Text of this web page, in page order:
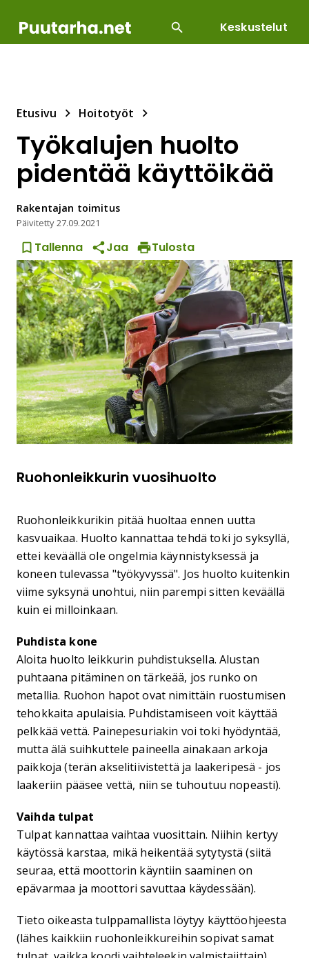
Keskustelut
Etusivu Hoitotyöt
Työkalujen huolto
pidentää käyttöikää
Rakentajan toimitus
Päivitetty27.09.2021
Tallenna Jaa Tulosta
Ruohonleikkurin vuosihuolto
Ruohonleikkurikin pitää huoltaa ennen uutta
kasvuaikaa. Huolto kannattaa tehdä toki jo syksyllä,
ettei keväällä ole ongelmia käynnistyksessä ja
koneen tulevassa "työkyvyssä". Jos huolto kuitenkin
viime syksynä unohtui, niin parempi sitten keväällä
kuin ei milloinkaan.
Puhdista kone
Aloita huolto leikkurin puhdistuksella. Alustan
puhtaana pitäminen on tärkeää, jos runko on
metallia. Ruohon hapot ovat nimittäin ruostumisen
tehokkaita apulaisia. Puhdistamiseen voit käyttää
pelkkää vettä. Painepesuriakin voi toki hyödyntää,
mutta älä suihkuttele paineella ainakaan arkoja
paikkoja (terän akselitiivistettä ja laakeripesä - jos
laakeriin pääsee vettä, niin se tuhoutuu nopeasti).
Vaihda tulpat
Tulpat kannattaa vaihtaa vuosittain. Niihin kertyy
käytössä karstaa, mikä heikentää sytytystä (siitä
seuraa, että moottorin käyntiin saaminen on
epävarmaa ja moottori savuttaa käydessään).
Tieto oikeasta tulppamallista löytyy käyttöohjeesta
(lähes kaikkiin ruohonleikkureihin sopivat samat